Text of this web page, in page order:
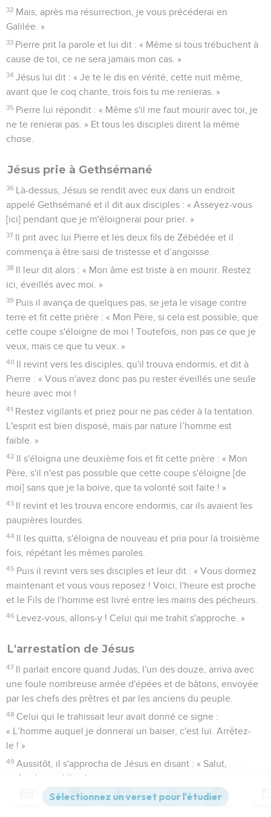
32 Mais, après ma résurrection, je vous précéderai en
Galilée. »
33 Pierre prit la parole et lui dit : « Même si tous trébuchent à
cause de toi, ce ne sera jamais mon cas. »
34 Jésus lui dit : « Je te le dis en vérité, cette nuit même,
avant que le coq chante, trois fois tu me renieras. »
35 Pierre lui répondit : « Même s'il me faut mourir avec toi, je
ne te renierai pas. » Et tous les disciples dirent la même
chose.
Jésus prie à Gethsémané
36 Là-dessus, Jésus se rendit avec eux dans un endroit
appelé Gethsémané et il dit aux disciples : « Asseyez-vous
[ici] pendant que je m'éloignerai pour prier. »
37 Il prit avec lui Pierre et les deux fils de Zébédée et il
commença à être saisi de tristesse et d’angoisse.
38 Il leur dit alors : « Mon âme est triste à en mourir. Restez
ici, éveillés avec moi. »
39 Puis il avança de quelques pas, se jeta le visage contre
terre et fit cette prière : « Mon Père, si cela est possible, que
cette coupe s'éloigne de moi ! Toutefois, non pas ce que je
veux, mais ce que tu veux. »
40 Il revint vers les disciples, qu'il trouva endormis, et dit à
Pierre : « Vous n'avez donc pas pu rester éveillés une seule
heure avec moi !
41 Restez vigilants et priez pour ne pas céder à la tentation.
L'esprit est bien disposé, mais par nature l’homme est
faible. »
42 Il s'éloigna une deuxième fois et fit cette prière : « Mon
Père, s'il n'est pas possible que cette coupe s'éloigne [de
moi] sans que je la boive, que ta volonté soit faite ! »
43 Il revint et les trouva encore endormis, car ils avaient les
paupières lourdes.
44 Il les quitta, s'éloigna de nouveau et pria pour la troisième
fois, répétant les mêmes paroles.
45 Puis il revint vers ses disciples et leur dit : « Vous dormez
maintenant et vous vous reposez ! Voici, l'heure est proche
et le Fils de l'homme est livré entre les mains des pécheurs.
46 Levez-vous, allons-y ! Celui qui me trahit s'approche. »
L'arrestation de Jésus
47 Il parlait encore quand Judas, l'un des douze, arriva avec
une foule nombreuse armée d'épées et de bâtons, envoyée
par les chefs des prêtres et par les anciens du peuple.
48 Celui qui le trahissait leur avait donné ce signe :
« L’homme auquel je donnerai un baiser, c'est lui. Arrêtez-
le ! »
49 Aussitôt, il s'approcha de Jésus en disant : « Salut,
maître ! », et il l'embrassa.
Jésus lui dit : « Mon ami, ce que tu es venu faire, fais-le. »
Versions Commentaires Strong